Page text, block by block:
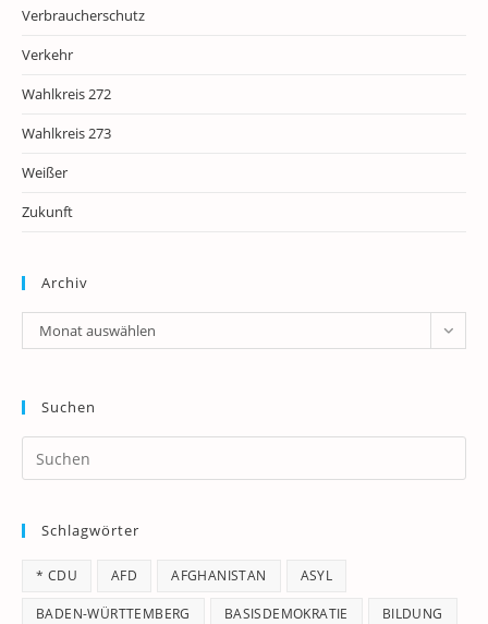
Verbraucherschutz
Verkehr
Wahlkreis 272
Wahlkreis 273
Weißer
Zukunft
Archiv
Archiv
Monat auswählen
Suchen
Schlagwörter
* CDU AFD AFGHANISTAN ASYL
BADEN-WÜRTTEMBERG BASISDEMOKRATIE BILDUNG